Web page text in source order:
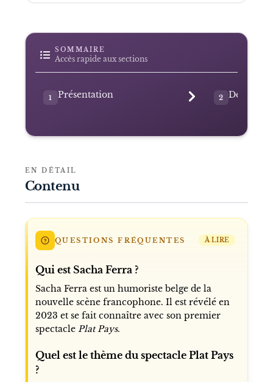
SOMMAIRE
Accès rapide aux sections
1 Présentation 2 Débuts
EN DÉTAIL
Contenu
QUESTIONS FRÉQUENTES À LIRE
Qui est Sacha Ferra ?
Sacha Ferra est un humoriste belge de la
nouvelle scène francophone. Il est révélé en
2023 et se fait connaître avec son premier
spectacle Plat Pays.
Quel est le thème du spectacle Plat Pays
?